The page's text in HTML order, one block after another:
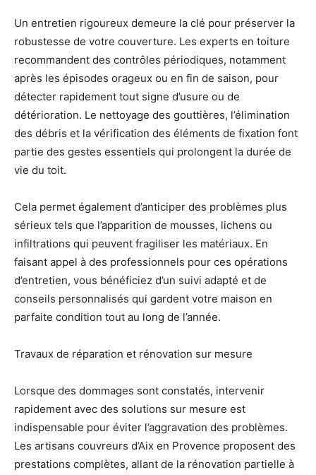
Un entretien rigoureux demeure la clé pour préserver la
robustesse de votre couverture. Les experts en toiture
recommandent des contrôles périodiques, notamment
après les épisodes orageux ou en fin de saison, pour
détecter rapidement tout signe d’usure ou de
détérioration. Le nettoyage des gouttières, l’élimination
des débris et la vérification des éléments de fixation font
partie des gestes essentiels qui prolongent la durée de
vie du toit.
Cela permet également d’anticiper des problèmes plus
sérieux tels que l’apparition de mousses, lichens ou
infiltrations qui peuvent fragiliser les matériaux. En
faisant appel à des professionnels pour ces opérations
d’entretien, vous bénéficiez d’un suivi adapté et de
conseils personnalisés qui gardent votre maison en
parfaite condition tout au long de l’année.
Travaux de réparation et rénovation sur mesure
Lorsque des dommages sont constatés, intervenir
rapidement avec des solutions sur mesure est
indispensable pour éviter l’aggravation des problèmes.
Les artisans couvreurs d’Aix en Provence proposent des
prestations complètes, allant de la rénovation partielle à